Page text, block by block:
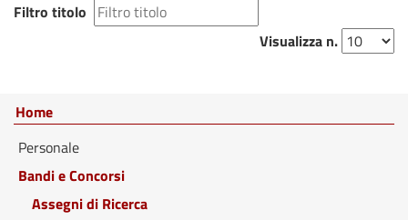
Filtro titolo
Visualizza n.
Home
Personale
Bandi e Concorsi
Assegni di Ricerca